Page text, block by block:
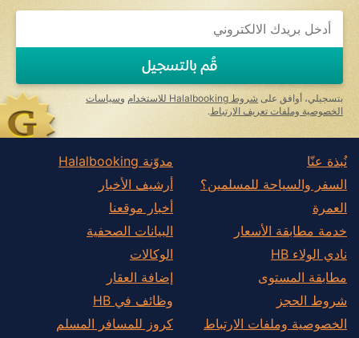
If
you
ignore
this
field
قُم بالتسجيل
بتسجيلي، أوافق علىشروط Halalbooking للاستخدام وسياسات
الخصوصية وملفات تعريف الارتباط.
نُبذة عنّا
السفر والسياحة للمسلمين؟
العمرة
خدمة مطابقة الأسعار
نادي الولاء HB
مطابقة المستوى
شروط الحجز
الخصوصية وملفات الارتباط
مدوّنة Halalbooking
أرشيف الأخبار
أخبار موقعنا
البيانات الصحفية
الوكالات
إضافة العقار
وظائف في HB
كروز للمسافر المسلم